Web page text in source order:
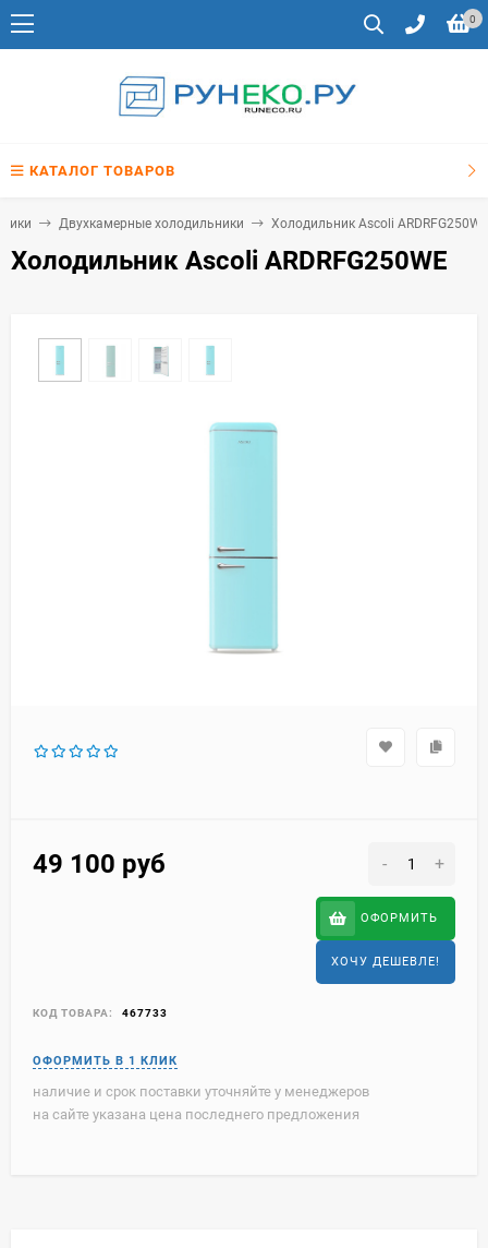
0
КАТАЛОГ ТОВАРОВ
Двухкамерные холодильники Холодильник Ascoli ARDRFG250WE
Холодильник Ascoli ARDRFG250WE
49 100 руб - +
ОФОРМИТЬ
ХОЧУ ДЕШЕВЛЕ!
КОД ТОВАРА: 467733
наличие и срок поставки уточняйте у менеджеров
на сайте указана цена последнего предложения